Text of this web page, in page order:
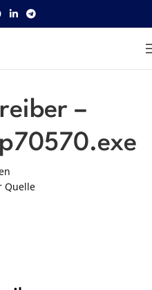
–
Quelle